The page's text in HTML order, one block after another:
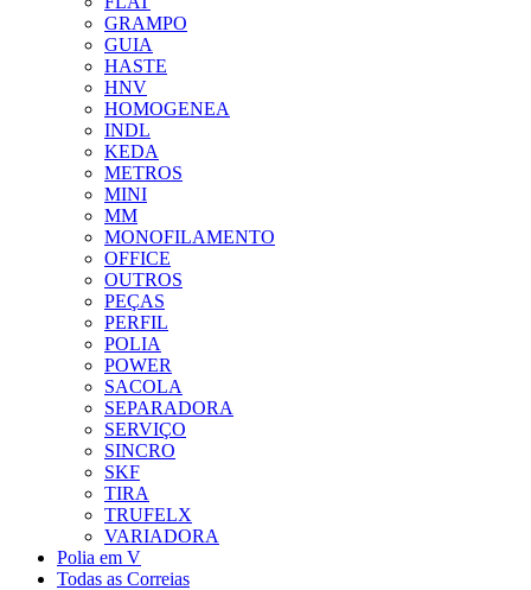
GRAMPO
GUIA
HASTE
HNV
HOMOGENEA
INDL
KEDA
METROS
MINI
MM
MONOFILAMENTO
OFFICE
OUTROS
PEÇAS
PERFIL
POLIA
POWER
SACOLA
SEPARADORA
SERVIÇO
SINCRO
SKF
TIRA
TRUFELX
VARIADORA
Polia em V
Todas as Correias